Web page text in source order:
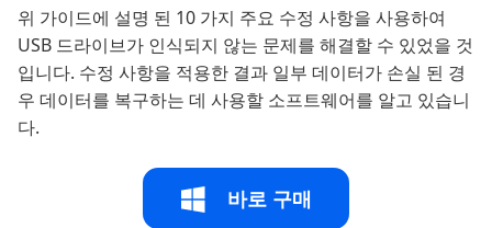
위 가이드에 설명 된 10 가지 주요 수정 사항을 사용하여
USB 드라이브가 인식되지 않는 문제를 해결할 수 있었을 것
입니다. 수정 사항을 적용한 결과 일부 데이터가 손실 된 경
우 데이터를 복구하는 데 사용할 소프트웨어를 알고 있습니
다.
바로 구매